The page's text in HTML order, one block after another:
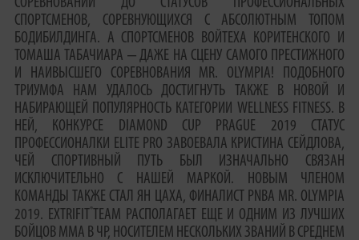
СОРЕВНОВАНИЙ ДО СТАТУСОВ ПРОФЕССИОНАЛЬНЫХ
СПОРТСМЕНОВ, СОРЕВНУЮЩИХСЯ С АБСОЛЮТНЫМ ТОПОМ
БОДИБИЛДИНГА. А СПОРТСМЕНОВ ВОЙТЕХА КОРИТЕНСКОГО И
ТОМАША ТАБАЧИАРА ‒ ДАЖЕ НА СЦЕНУ САМОГО ПРЕСТИЖНОГО
И НАИВЫСШЕГО СОРЕВНОВАНИЯ MR. OLYMPIA! ПОДОБНОГО
ТРИУМФА НАМ УДАЛОСЬ ДОСТИГНУТЬ ТАКЖЕ В НОВОЙ И
НАБИРАЮЩЕЙ ПОПУЛЯРНОСТЬ КАТЕГОРИИ WELLNESS FITNESS. В
НЕЙ, КОНКУРСЕ DIAMOND CUP PRAGUE 2019 СТАТУС
ПРОФЕССИОНАЛКИ ELITE PRO ЗАВОЕВАЛА КРИСТИНА СЕЙДЛОВА,
ЧЕЙ СПОРТИВНЫЙ ПУТЬ БЫЛ ИЗНАЧАЛЬНО СВЯЗАН
ИСКЛЮЧИТЕЛЬНО С НАШЕЙ МАРКОЙ. НОВЫМ ЧЛЕНОМ
КОМАНДЫ ТАКЖЕ СТАЛ ЯН ЦАХА, ФИНАЛИСТ PNBA MR. OLYMPIA
2019. EXTRIFIT ®
TEAM РАСПОЛАГАЕТ ЕЩЕ И ОДНИМ ИЗ ЛУЧШИХ
БОЙЦОВ MMA В ЧР, НОСИТЕЛЕМ НЕСКОЛЬКИХ ЗВАНИЙ В СРЕДНЕМ